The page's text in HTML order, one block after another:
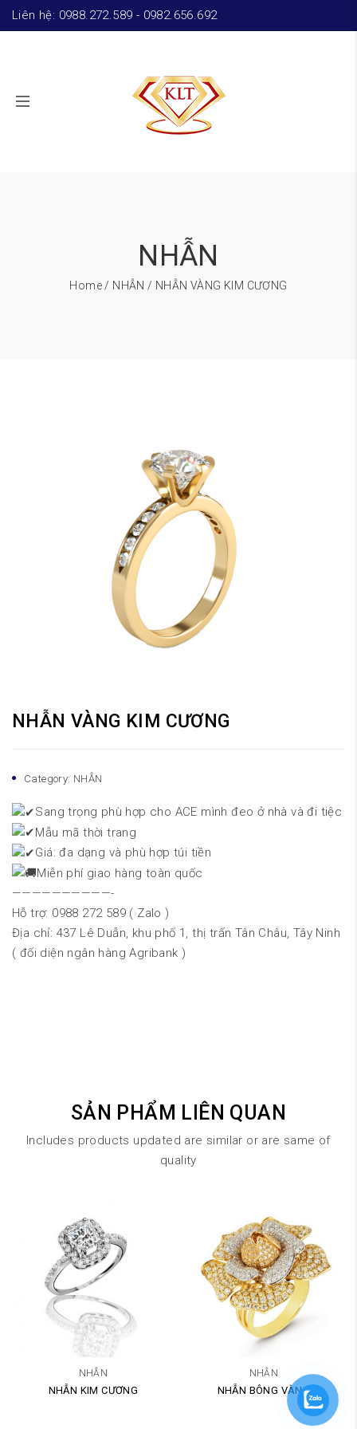
Liên hệ: 0988.272.589 - 0982.656.692
NHẪN
Home/ NHẪN / NHẪN VÀNG KIM CƯƠNG
NHẪN VÀNG KIM CƯƠNG
Category: NHẪN
Sang trọng phù hợp cho ACE mình đeo ở nhà và đi tiệc
Mẫu mã thời trang
Giá: đa dạng và phù hợp túi tiền
Miễn phí giao hàng toàn quốc
——————————-
Hỗ trợ: 0988 272 589 ( Zalo )
Địa chỉ: 437 Lê Duẫn, khu phố 1, thị trấn Tân Châu, Tây Ninh
( đối diện ngân hàng Agribank )
SẢN PHẨM LIÊN QUAN
Includes products updated are similar or are same of
quality
NHẪN
NHẪN KIM CƯƠNG
NHẪN
NHẪN BÔNG VÀNG